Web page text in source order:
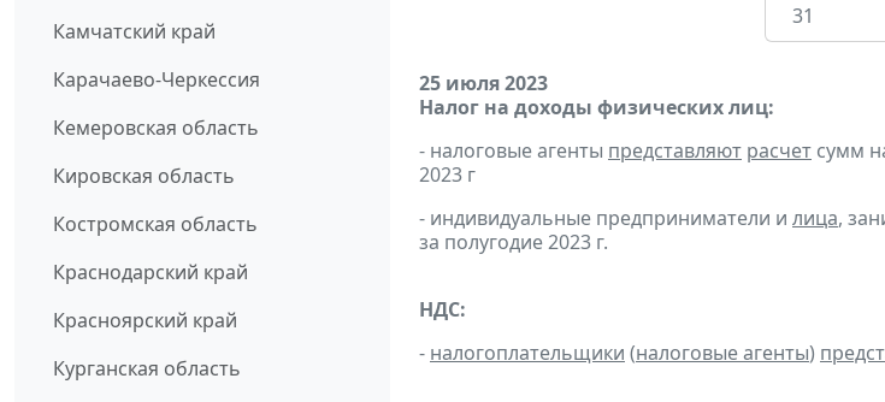
Камчатский край
Карачаево-Черкессия
Кемеровская область
Кировская область
Костромская область
Краснодарский край
Красноярский край
Курганская область
31
25 июля 2023
Налог на доходы физических лиц:
- налоговые агенты представляют расчет сумм
2023 г
- индивидуальные предприниматели и лица,
за полугодие 2023 г.
НДС:
- налогоплательщики (налоговые агенты)